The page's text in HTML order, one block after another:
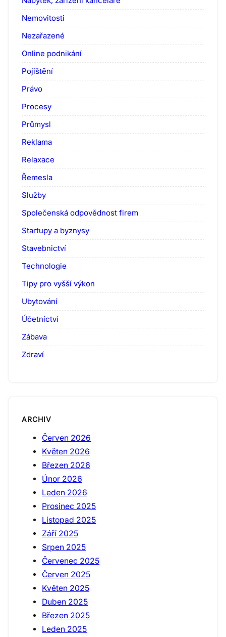
Nemovitosti
Nezařazené
Online podnikání
Pojištění
Právo
Procesy
Průmysl
Reklama
Relaxace
Řemesla
Služby
Společenská odpovědnost firem
Startupy a byznysy
Stavebnictví
Technologie
Tipy pro vyšší výkon
Ubytování
Účetnictví
Zábava
Zdraví
ARCHIV
Červen 2026
Květen 2026
Březen 2026
Únor 2026
Leden 2026
Prosinec 2025
Listopad 2025
Září 2025
Srpen 2025
Červenec 2025
Červen 2025
Květen 2025
Duben 2025
Březen 2025
Leden 2025